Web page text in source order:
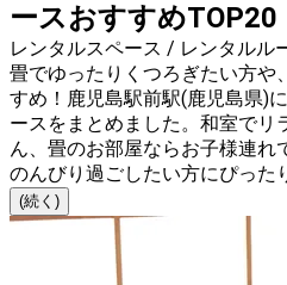
ースおすすめTOP20
レンタルスペース / レンタルル
畳でゆったりくつろぎたい方や
すめ！鹿児島駅前駅(鹿児島県)
ースをまとめました。和室でリ
ん、畳のお部屋ならお子様連れ
のんびり過ごしたい方にぴった
(続く)